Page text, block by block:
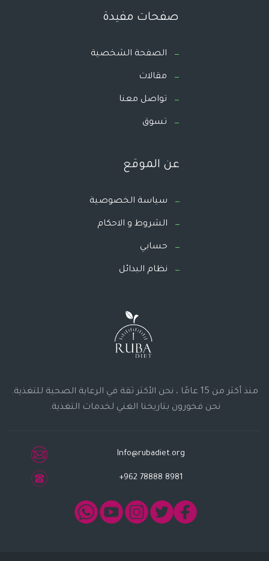
صفحات مفيدة
الصفحة الشخصية
مقالات
تواصل معنا
تسوق
عن الموقع
سياسة الخصوصية
الشروط و الاحكام
حسابي
نظام البدائل
منذ أكثر من 15 عامًا ، نحن الأكثر ثقة في الرعاية الصحية للتغذية.
نحن فخورون بتاريخنا الغني لخدمات التغذية.
Info@rubadiet.org
+962 78888 8981